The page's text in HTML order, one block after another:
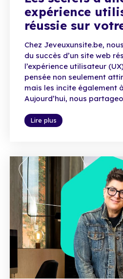
expérience
réussie sur
Chez Jeveuxunsite.be,
du succès d’un site web
l’expérience utilisateur
pensée non seulement
mais les incite également
Aujourd’hui, nous
Lire plus